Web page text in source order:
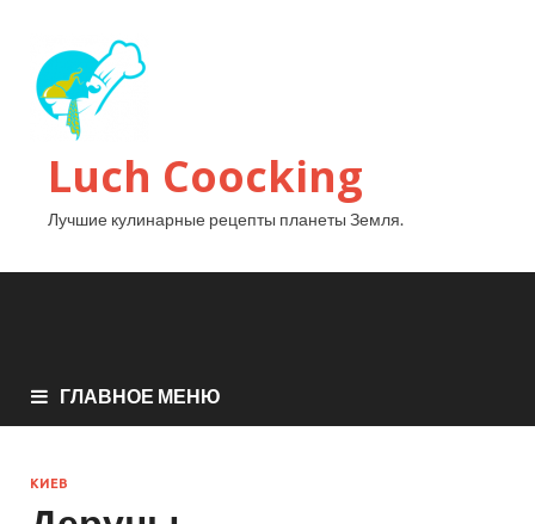
Luch Coocking
Лучшие кулинарные рецепты планеты Земля.
ГЛАВНОЕ МЕНЮ
КИЕВ